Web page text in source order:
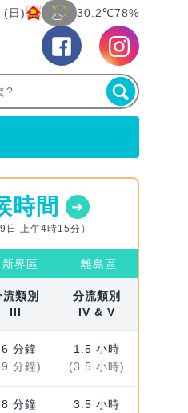
(日) 30.2℃78%
時間
日 上午4時15分）
新界區 離島區
流類別
III
分流類別
IV & V
分鐘
分鐘)
1.5 小時
(3.5 小時)
分鐘
3.5 小時